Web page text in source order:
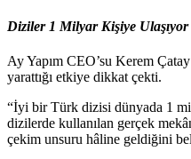
Diziler 1 Milyar Kişiye Ulaşıyor
Ay Yapım CEO’su Kerem
yarattığı etkiye dikkat çekti.
“İyi bir Türk dizisi dünyada 1
dizilerde kullanılan gerçek
çekim unsuru hâline geldiğini